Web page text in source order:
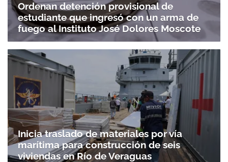
Ordenan detención provisional de
estudiante que ingresó con un arma de
fuego al Instituto José Dolores Moscote
Inicia traslado de materiales por vía
marítima para construcción de seis
viviendas en Río de Veraguas